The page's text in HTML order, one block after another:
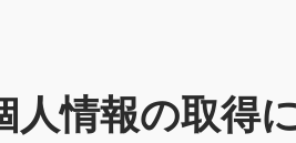
人情報の取得